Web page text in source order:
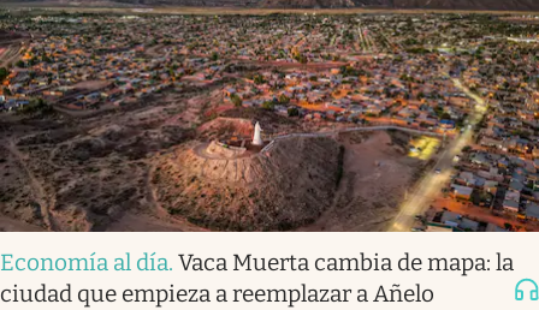
Economía al día. Vaca Muerta cambia de mapa: la
ciudad que empieza a reemplazar a Añelo